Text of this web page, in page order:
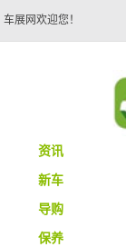
车展网欢迎您！
资讯
新车
导购
保养